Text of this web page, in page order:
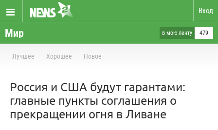
Вход
Мир в мою ленту 479
Лучшее Хорошее Новое
Россия и США будут гарантами:
главные пункты соглашения о
прекращении огня в Ливане